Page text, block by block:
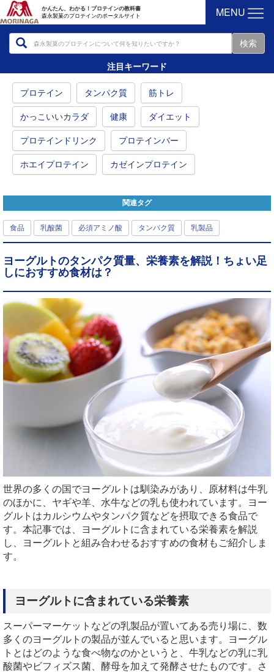
かんたん、わかる！プロテインの教科書
森永製菓のプロテインのポータルサイト
MENU
注目キーワード
プロテイン タンパク質 筋トレ
かっこいいカラダ 健康 ダイエット
プロテインドリンク プロテインバー
ホエイプロテイン カゼインプロテイン
関連タグ
食品 乳酸菌 必須アミノ酸 タンパク質 乳製品
ヨーグルトのタンパク質量、栄養素を解説！ちょい足
しにおすすめ食材は？
世界の多くの国でヨーグルトは馴染みがあり、原材料は牛乳
のほかに、ヤギや羊、水牛などの乳も使われています。ヨー
グルトはカルシウムやタンパク質などを摂取できる食品で
す。本記事では、ヨーグルトに含まれている栄養素を解説
し、ヨーグルトと組み合わせるおすすめの食材もご紹介しま
す。
ヨーグルトに含まれている栄養素
スーパーマーケットなどの乳製品が置いてある売り場に、数
多くのヨーグルトの製品が並んでいると思います。ヨーグル
トとはどのような食べ物なのかというと、牛乳などの乳に乳
酸菌やビフィズス菌、酵母を加えて発酵させたものです。さ